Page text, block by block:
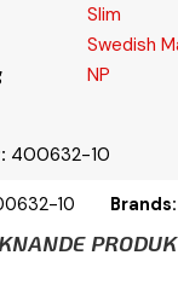
Slim
Swedish
NP
400632-10
10 Brands: